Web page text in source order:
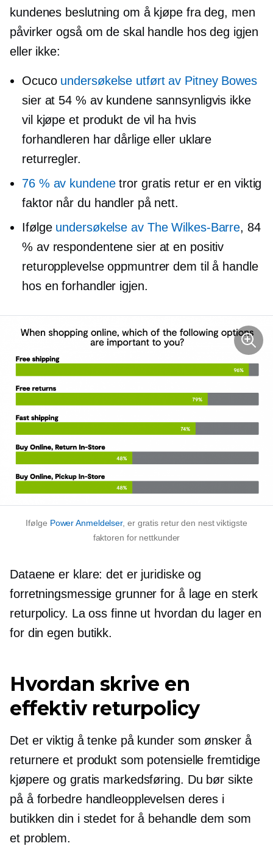
kundenes beslutning om å kjøpe fra deg, men
påvirker også om de skal handle hos deg igjen
eller ikke:
Ocuco undersøkelse utført av Pitney Bowes
sier at 54 % av kundene sannsynligvis ikke
vil kjøpe et produkt de vil ha hvis
forhandleren har dårlige eller uklare
returregler.
76 % av kundenetror gratis retur er en viktig
faktor når du handler på nett.
Ifølge undersøkelse av TheWilkes-Barre, 84
% av respondentene sier at en positiv
returopplevelse oppmuntrer dem til å handle
hos en forhandler igjen.
Ifølge Power Anmeldelser, er gratis retur den nest viktigste
faktoren for nettkunder
Dataene er klare: det er juridiske og
forretningsmessige grunner for å lage en sterk
returpolicy. La oss finne ut hvordan du lager en
for din egen butikk.
Hvordan skrive en
effektiv returpolicy
Det er viktig å tenke på kunder som ønsker å
returnere et produkt som potensielle fremtidige
kjøpere og gratis markedsføring. Du bør sikte
på å forbedre handleopplevelsen deres i
butikken din i stedet for å behandle dem som
et problem.